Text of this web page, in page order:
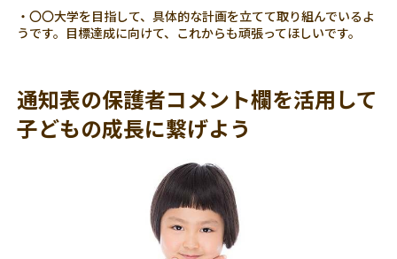
・〇〇大学を目指して、具体的な計画を立てて取り組んでいるよ
うです。目標達成に向けて、これからも頑張ってほしいです。
通知表の保護者コメント欄を活用して
子どもの成長に繋げよう